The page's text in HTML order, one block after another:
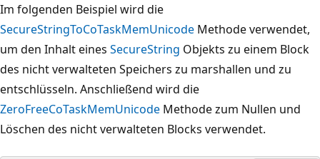
Im folgenden Beispiel wird die
SecureStringToCoTaskMemUnicode Methode verwendet,
um den Inhalt eines SecureString Objekts zu einem Block
des nicht verwalteten Speichers zu marshallen und zu
entschlüsseln. Anschließend wird die
ZeroFreeCoTaskMemUnicode Methode zum Nullen und
Löschen des nicht verwalteten Blocks verwendet.